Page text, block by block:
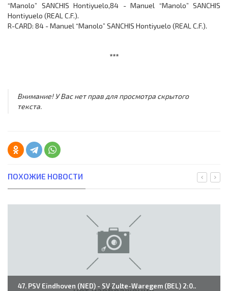
“Manolo” SANCHIS Hontiyuelo,84 - Manuel “Manolo” SANCHIS
Hontiyuelo (REAL C.F.).
R-CARD: 84 - Manuel “Manolo” SANCHIS Hontiyuelo (REAL C.F.).
***
Внимание! У Вас нет прав для просмотра скрытого
текста.
ПОХОЖИЕ НОВОСТИ
47. PSV Eindhoven (NED) - SV Zulte-Waregem (BEL) 2:0..